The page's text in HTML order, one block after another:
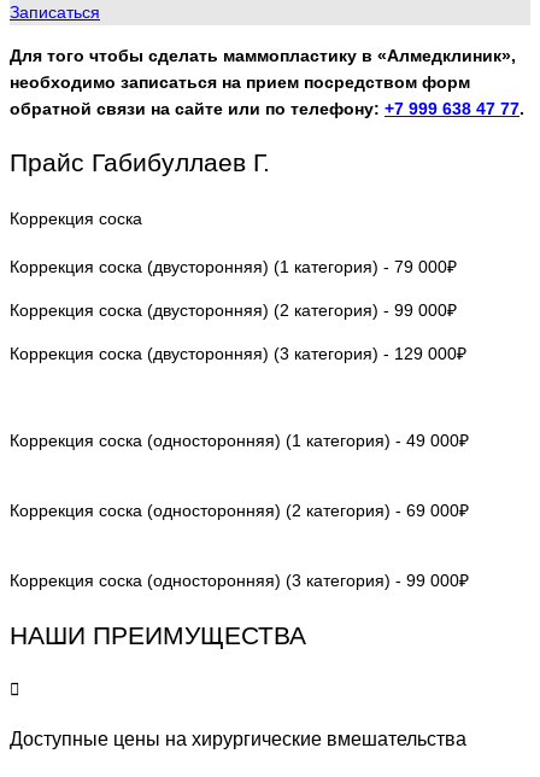
Записаться
Для того чтобы сделать маммопластику в «Алмедклиник»,
необходимо записаться на прием посредством форм
обратной связи на сайте или по телефону: +7 999 638 47 77.
Прайс Габибуллаев Г.
Коррекция соска
Коррекция соска (двусторонняя) (1 категория) - 79 000₽
Коррекция соска (двусторонняя) (2 категория) - 99 000₽
Коррекция соска (двусторонняя) (3 категория) - 129 000₽
Коррекция соска (односторонняя) (1 категория) - 49 000₽
Коррекция соска (односторонняя) (2 категория) - 69 000₽
Коррекция соска (односторонняя) (3 категория) - 99 000₽
НАШИ ПРЕИМУЩЕСТВА
Доступные цены на хирургические вмешательства